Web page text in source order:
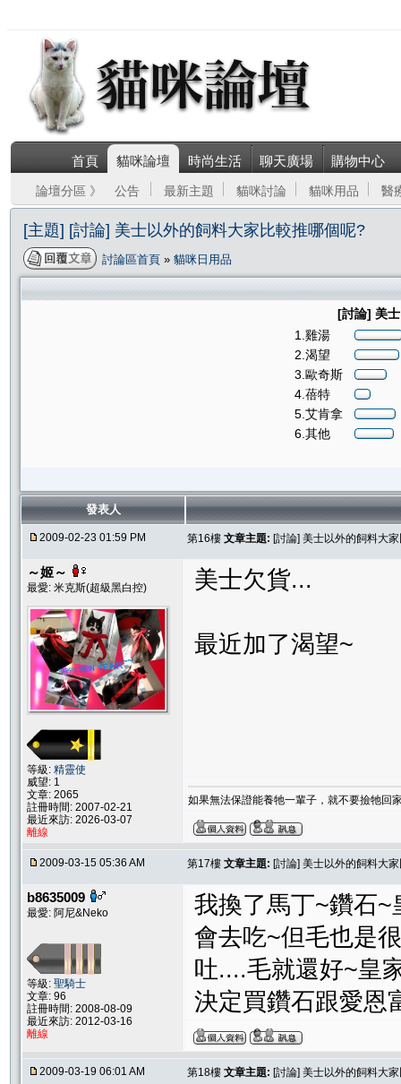
首頁 貓咪論壇 時尚生活 聊天廣場 購物中心
論壇分區 》 公告 最新主題 貓咪討論 貓咪用品 醫
[主題] [討論] 美士以外的飼料大家比較推哪個呢?
討論區首頁 » 貓咪日用品
[討論] 美
1.雞湯
2.渴望
3.歐奇斯
4.蓓特
5.艾肯拿
6.其他
發表人
2009-02-23 01:59 PM 第16樓 文章主題: [討論] 美士以外的飼料大
～姬～
最愛: 米克斯(超級黑白控)
等級: 精靈使
威望: 1
文章: 2065
註冊時間: 2007-02-21
最近來訪: 2026-03-07
離線
美士欠貨...
最近加了渴望~
如果無法保證能養牠一輩子，就不要撿牠回
2009-03-15 05:36 AM 第17樓 文章主題: [討論] 美士以外的飼料大
b8635009
最愛: 阿尼&Neko
等級: 聖騎士
文章: 96
註冊時間: 2008-08-09
最近來訪: 2012-03-16
離線
我換了馬丁~鑽石
會去吃~但毛也是
吐....毛就還好~皇
決定買鑽石跟愛恩
2009-03-19 06:01 AM 第18樓 文章主題: [討論] 美士以外的飼料大